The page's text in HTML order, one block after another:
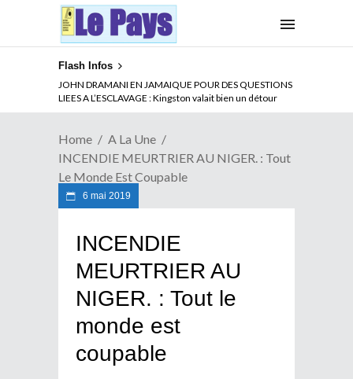
Flash Infos
JOHN DRAMANI EN JAMAIQUE POUR DES QUESTIONS
LIEES A L’ESCLAVAGE : Kingston valait bien un détour
Home
A La Une
INCENDIE MEURTRIER AU NIGER. : Tout
Le Monde Est Coupable
6 mai 2019
INCENDIE
MEURTRIER AU
NIGER. : Tout le
monde est
coupable